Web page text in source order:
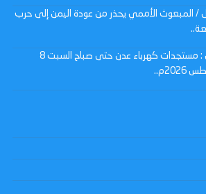
/ المبعوث الأممي يحذر من عودة اليمن إلى حرب
عدن : مستجدات كهرباء عدن حتى صباح السبت 8
2026م..